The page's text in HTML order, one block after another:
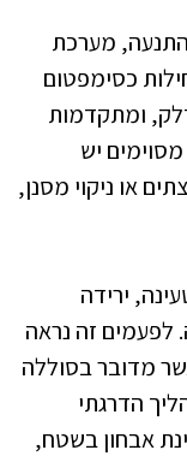
מערכת
כסימפטום
ומתקדמות
יש
או ניקוי מסנן,
ירידה
לפעמים זה נראה
מדובר בסוללה
הדרגתי
אבחון בשטח,